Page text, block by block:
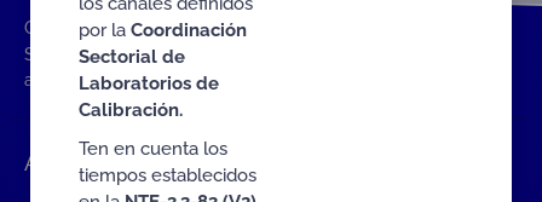
ONAC Inicio ONAC Videos y Multimedia
Section 5: records – outcome of conformity assessment
activities
Accesos rápidos
por la Coordinación
Sectorial de
Laboratorios de
Calibración.
Ten en cuenta los
tiempos establecidos